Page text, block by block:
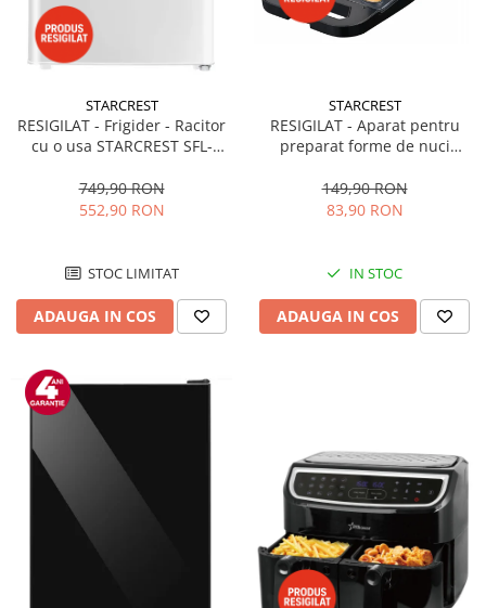
STARCREST
RESIGILAT - Frigider - Racitor
cu o usa STARCREST SFL-
92L, Iluminare interioara,H 83
cm, Alb
749,90 RON
552,90 RON
STOC LIMITAT
ADAUGA IN COS
STARCREST
RESIGILAT - Aparat pentru
preparat forme de nuci
forme, 1400W, Indicator
luminos, Placi antiaderente,
149,90 RON
83,90 RON
IN STOC
ADAUGA IN COS